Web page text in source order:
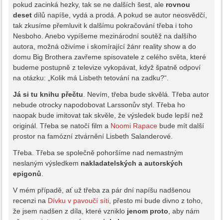
pokud zacinká hezky, tak se ne dalších šest, ale rovnou
deset dílů napíše, vydá a prodá. A pokud se autor neosvědčí,
tak zkusíme přemluvit k dalšímu pokračování třeba i toho
Nesboho. Anebo vypíšeme mezinárodní soutěž na dalšího
autora, možná oživíme i skomírající žánr reality show a do
domu Big Brothera zavřeme spisovatele z celého světa, které
budeme postupně z televize vykopávat, když špatně odpoví
na otázku: „Kolik má Lisbeth tetování na zadku?“.
Já si tu knihu přečtu. Nevím, třeba bude skvělá. Třeba autor
nebude otrocky napodobovat Larssonův styl. Třeba ho
naopak bude imitovat tak skvěle, že výsledek bude lepší než
originál. Třeba se natočí film a Noomi Rapace bude mít další
prostor na famózní ztvárnění Lisbeth Salanderové.
Třeba. Třeba se společně pohoršíme nad nemastným
neslaným výsledkem nakladatelských a autorských
epigonů.
V mém případě, ať už třeba za pár dní napíšu nadšenou
recenzi na Dívku v pavoučí síti, přesto mi bude divno z toho,
že jsem nadšen z díla, které vzniklo jenom proto, aby nám